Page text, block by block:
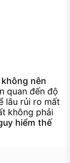
không nên
quan đến độ
lâu rủi ro mất
không phải
hiểm thế